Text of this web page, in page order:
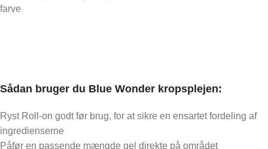
farve
Sådan bruger du Blue Wonder kropsplejen:
Ryst Roll-on godt før brug, for at sikre en ensartet fordeling af
ingredienserne
Påfør en passende mængde gel direkte på området